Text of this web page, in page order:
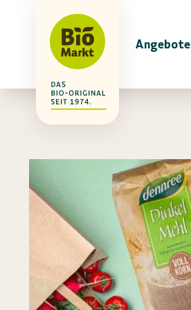
Angebote